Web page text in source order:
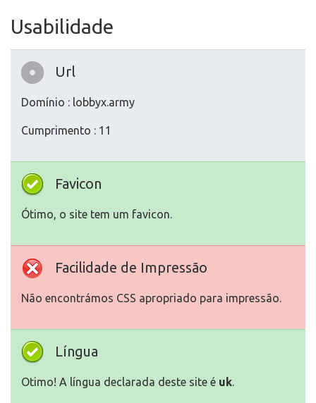
Usabilidade
Url
Domínio : lobbyx.army
Cumprimento : 11
Favicon
Ótimo, o site tem um favicon.
Facilidade de Impressão
Não encontrámos CSS apropriado para impressão.
Língua
Otimo! A língua declarada deste site é uk.